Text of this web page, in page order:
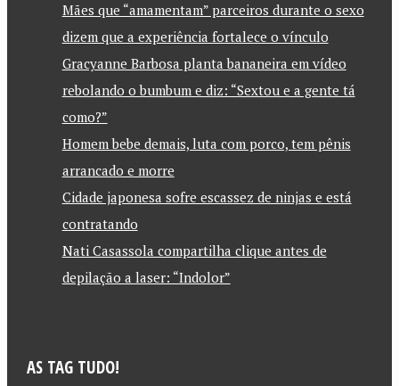
Mães que “amamentam” parceiros durante o sexo
dizem que a experiência fortalece o vínculo
Gracyanne Barbosa planta bananeira em vídeo
rebolando o bumbum e diz: “Sextou e a gente tá
como?”
Homem bebe demais, luta com porco, tem pênis
arrancado e morre
Cidade japonesa sofre escassez de ninjas e está
contratando
Nati Casassola compartilha clique antes de
depilação a laser: “Indolor”
AS TAG TUDO!